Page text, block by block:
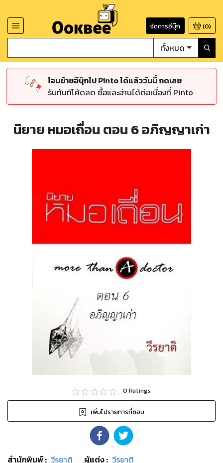
จัดการอีบุ๊ก (0)
ทั้งหมด
โอนย้ายอีบุ๊กไป Pinto ได้แล้ววันนี้ กดเลย
รับทันทีโค้ดลด ซื้อและอ่านได้ต่อเนื่องที่ Pinto
นิยาย หมอเถื่อน ตอน 6 อภิญญาเก่า
0 Ratings
เพิ่มไปรายการที่ชอบ
สำนักพิมพ์: วีรยาติ ผู้แต่ง : วีรยาติ